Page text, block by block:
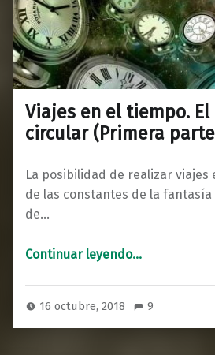
Viajes en el tiempo.
circular (Primera
La posibilidad de realizar viajes
de las constantes de la
de…
Continuar leyendo“Viajes en el tiempo. El tiempo circular (Primera parte)”
…
16 octubre, 2018 9